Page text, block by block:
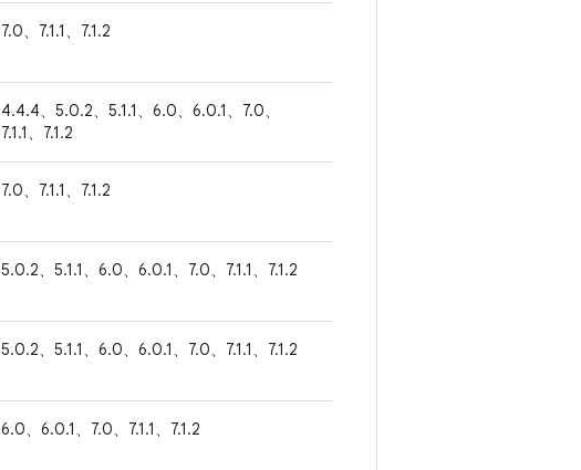
7.0、7.1.1、7.1.2
4.4.4、5.0.2、5.1.1、6.0、6.0.1、7.0、
7.1.1、7.1.2
7.0、7.1.1、7.1.2
5.0.2、5.1.1、6.0、6.0.1、7.0、7.1.1、7.1.2
5.0.2、5.1.1、6.0、6.0.1、7.0、7.1.1、7.1.2
6.0、6.0.1、7.0、7.1.1、7.1.2